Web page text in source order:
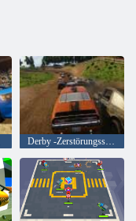
Derby -Zerstörungssimulator